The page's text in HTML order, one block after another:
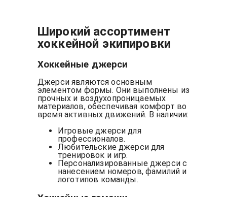
Широкий ассортимент
хоккейной экипировки
Хоккейные джерси
Джерси являются основным
элементом формы. Они выполнены из
прочных и воздухопроницаемых
материалов, обеспечивая комфорт во
время активных движений. В наличии:
Игровые джерси для
профессионалов.
Любительские джерси для
тренировок и игр.
Персонализированные джерси с
нанесением номеров, фамилий и
логотипов команды.